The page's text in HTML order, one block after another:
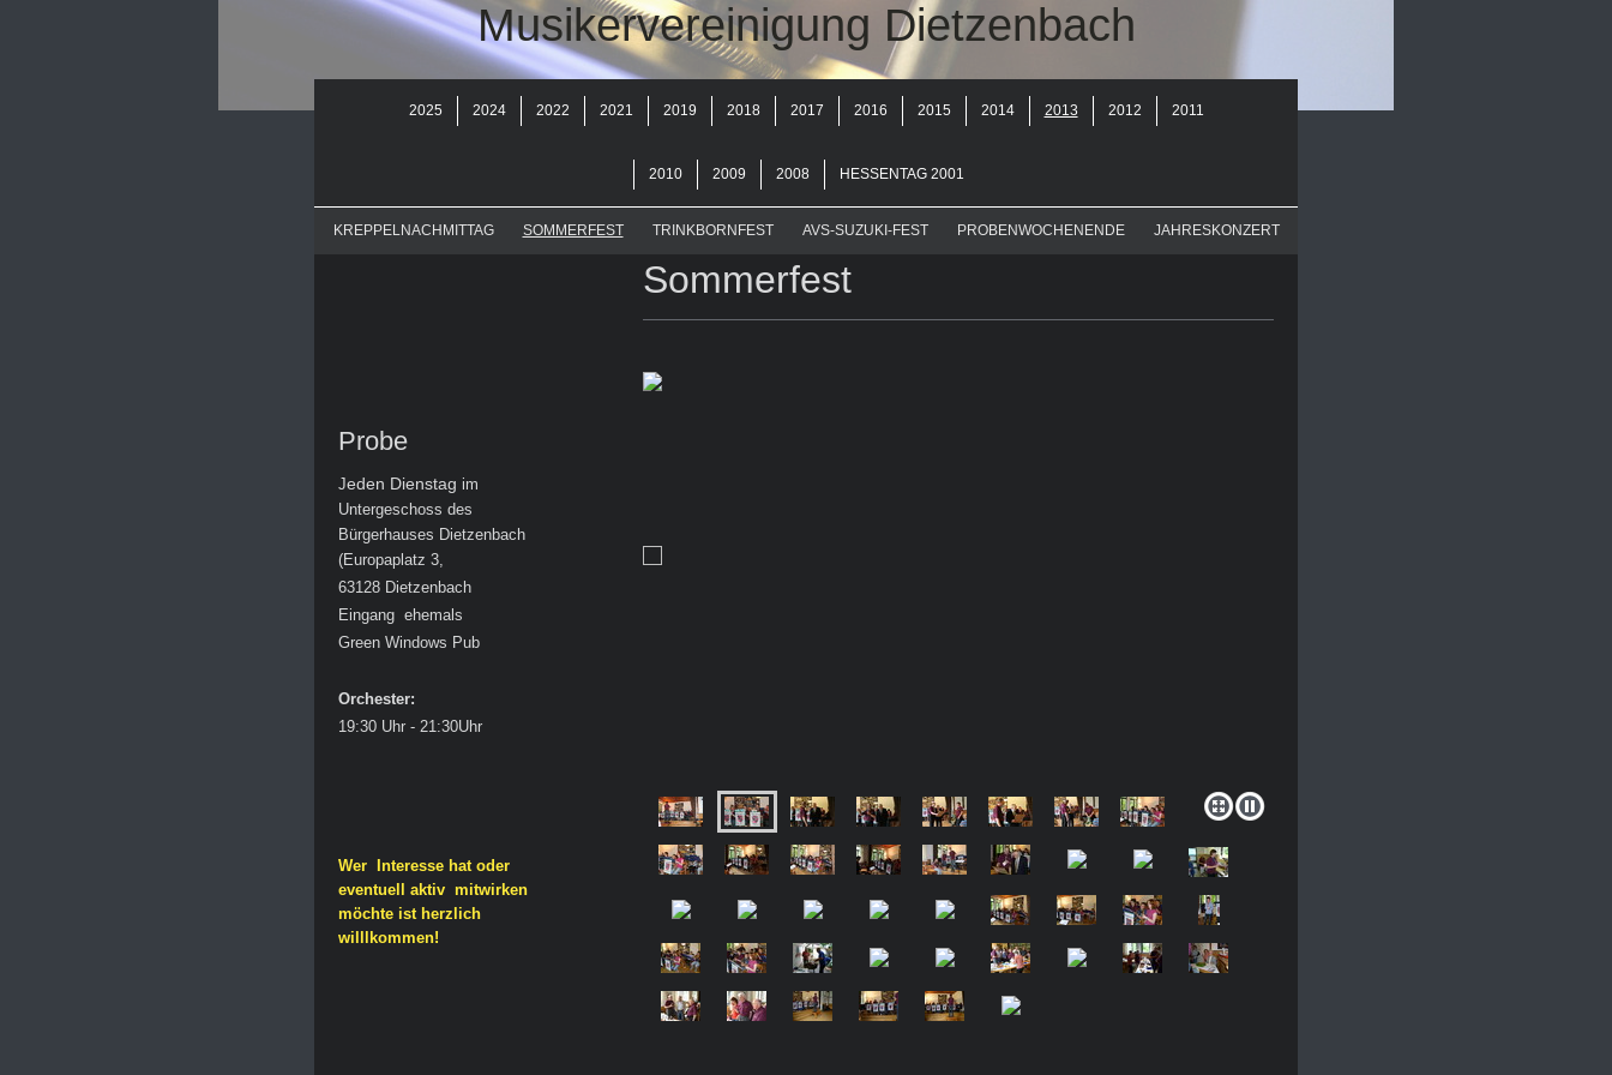
Musikervereinigung Dietzenbach
2025 2024 2022 2021 2019 2018 2017 2016 2015 2014 2013 2012 2011
2010 2009 2008 HESSENTAG 2001
KREPPELNACHMITTAG SOMMERFEST TRINKBORNFEST AVS-SUZUKI-FEST PROBENWOCHENENDE JAHRESKONZERT
Sommerfest
Probe
Jeden Dienstag im
Untergeschoss des
Bürgerhauses Dietzenbach
(Europaplatz 3
63128 Dietzenbach
Eingang ehemals
Green Windows Pub
Orchester:
19:30 Uhr - 21:30Uhr
Wer Interesse hat oder
eventuell aktiv mitwirken
möchte ist herzlich
willlkommen!